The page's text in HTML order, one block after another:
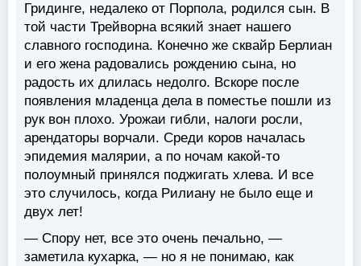
Гридинге, недалеко от Порпола, родился сын. В
той части Трейворна всякий знает нашего
славного господина. Конечно же сквайр Берлиан
и его жена радовались рождению сына, но
радость их длилась недолго. Вскоре после
появления младенца дела в поместье пошли из
рук вон плохо. Урожаи гибли, налоги росли,
арендаторы ворчали. Среди коров началась
эпидемия малярии, а по ночам какой-то
полоумный принялся поджигать хлева. И все
это случилось, когда Рилиану не было еще и
двух лет!
— Спору нет, все это очень печально, —
заметила кухарка, — но я не понимаю, как